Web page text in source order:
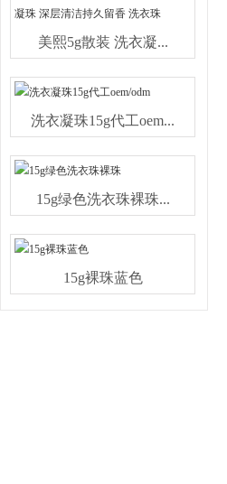
美熙5g散装 洗衣凝...
洗衣凝珠15g代工oem...
15g绿色洗衣珠裸珠...
15g裸珠蓝色